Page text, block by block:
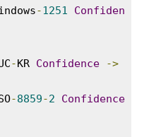
-1251
Confiden
-KR Confidence
->
-8859-2
Confidence